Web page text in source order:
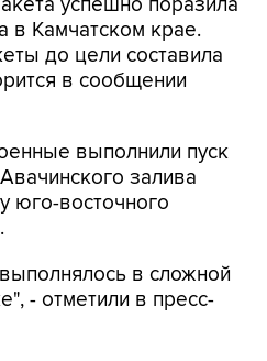
до цели составила
в сообщении
выполнили пуск
юго-восточного
в сложной
ракетных